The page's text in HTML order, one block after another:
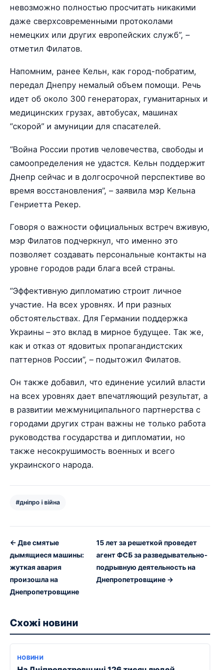
невозможно полностью просчитать никакими
даже сверхсовременными протоколами
немецких или других европейских служб”, –
отметил Филатов.
Напомним, ранее Кельн, как город-побратим,
передал Днепру немалый объем помощи. Речь
идет об около 300 генераторах, гуманитарных и
медицинских грузах, автобусах, машинах
“скорой” и амуниции для спасателей.
“Война России против человечества, свободы и
самоопределения не удастся. Кельн поддержит
Днепр сейчас и в долгосрочной перспективе во
время восстановления”, – заявила мэр Кельна
Генриетта Рекер.
Говоря о важности официальных встреч вживую,
мэр Филатов подчеркнул, что именно это
позволяет создавать персональные контакты на
уровне городов ради блага всей страны.
“Эффективную дипломатию строит личное
участие. На всех уровнях. И при разных
обстоятельствах. Для Германии поддержка
Украины – это вклад в мирное будущее. Так же,
как и отказ от ядовитых пропагандистских
паттернов России”, – подытожил Филатов.
Он также добавил, что единение усилий власти
на всех уровнях дает впечатляющий результат, а
в развитии межмуниципального партнерства с
городами других стран важны не только работа
руководства государства и дипломатии, но
также несокрушимость военных и всего
украинского народа.
#дніпро і війна
← Две смятые
дымящиеся машины:
жуткая авария
произошла на
Днепропетровщине
15 лет за решеткой проведет
агент ФСБ за разведывательно-
подрывную деятельность на
Днепропетровщине →
Схожі новини
НОВИНИ